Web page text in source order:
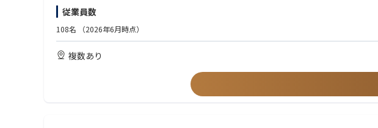
- チームの技術力底上げ
- ドメインチーム（受注・在庫・生産等）のリーダーとして、コードレビューや設計判断の基準作り
【ネクスタの特徴】
【歓迎スキル】
以下の技術環境での業務経験
- AIコーディングツールを実務で使い込んでいる方
従業員数
108名 （2026年6月時点）
複数あり